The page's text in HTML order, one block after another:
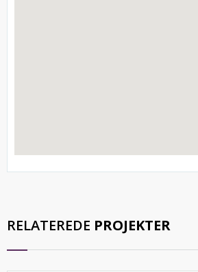
RELATEREDE PROJEKTER